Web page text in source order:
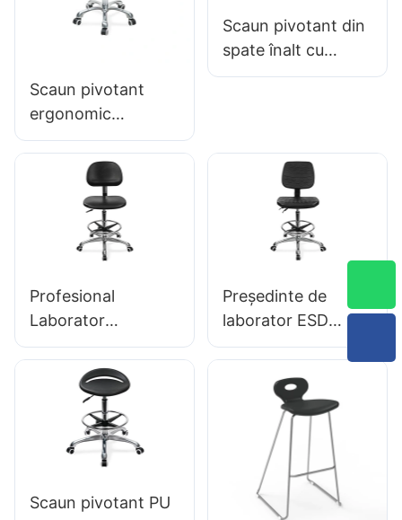
laboratoare/birouri
Scaun pivotant
ergonomic
profesional IC142
cu spătar PU &
cotiere inel de
picior reglabil &
Baza de 5 stele
pentru laboratoare
Scaun pivotant din
spate înalt cu
cotiere reglabile
înălțime de 5 stele
Baza de aluminiu
birou/laborator
Profesional
Laborator
Ergonomic Scaun
de spălare PU
Suport de 360 ​​°
Stable Stable 5
stele Proiectat
științific pentru
Președinte de
laborator ESD
Proiectare
spătarului PU
Scaun pivotant PU